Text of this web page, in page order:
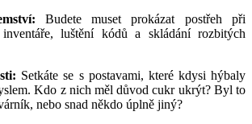
Budete muset prokázat postřeh při
inventáře, luštění kódů a skládání rozbitých
Setkáte se s postavami, které kdysi hýbaly
Kdo z nich měl důvod cukr ukrýt? Byl to
nebo snad někdo úplně jiný?